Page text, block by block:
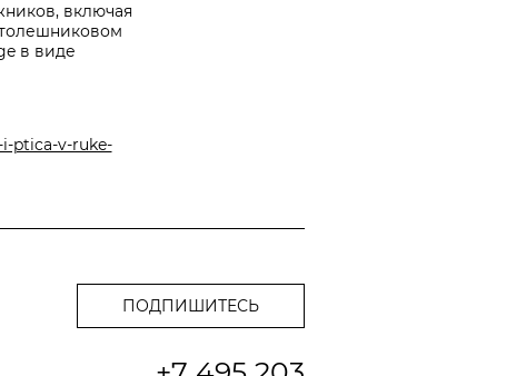
включая
в виде
ptica-v-ruke-